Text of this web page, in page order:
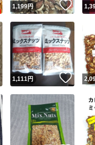
Yahoo!
安心取
安
いいね！
1,199円 いい
いいね！
1,111円 いい